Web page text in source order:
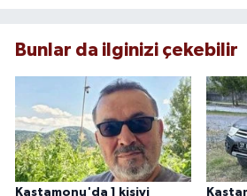
Bunlar da ilginizi çekebilir
Kastamonu'da 1 kişiyi